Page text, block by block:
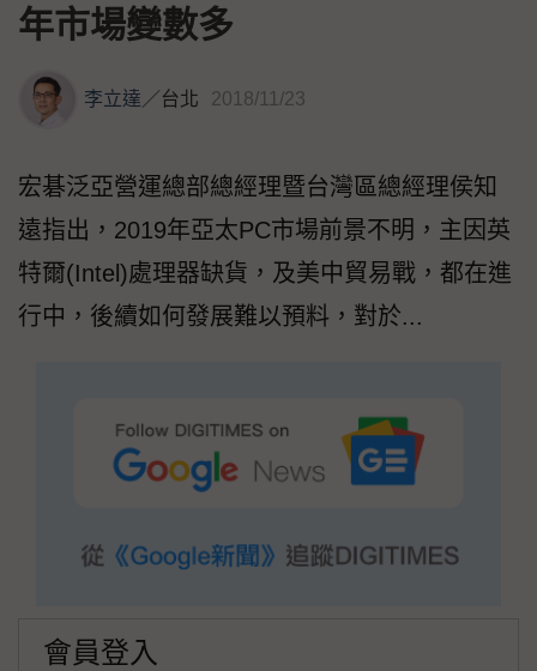
年市場變數多
李立達／台北 2018/11/23
宏碁泛亞營運總部總經理暨台灣區總經理侯知
遠指出，2019年亞太PC市場前景不明，主因英
特爾(Intel)處理器缺貨，及美中貿易戰，都在進
行中，後續如何發展難以預料，對於...
會員登入